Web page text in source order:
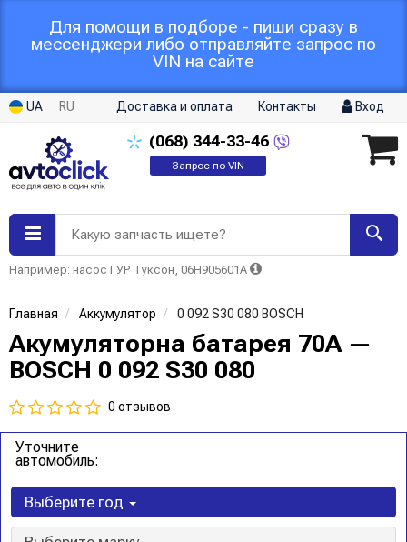
Для помощи в подборе - пиши сразу в
мессенджери либо отправляйте запрос по
VIN на сайте
UA RU Доставка и оплата Контакты Вход
(068) 344-33-46
Запрос по VIN
Какую запчасть ищете?
Например: насос ГУР Туксон, 06H905601A
Главная Аккумулятор 0 092 S30 080 BOSCH
Акумуляторна батарея 70А —
BOSCH 0 092 S30 080
0 отзывов
Уточните
автомобиль:
Выберите год